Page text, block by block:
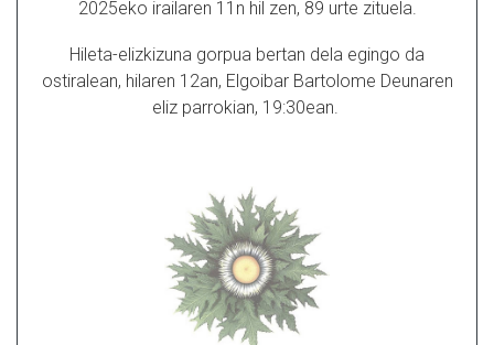
2025eko irailaren 11n hil zen, 89 urte zituela.
Hileta-elizkizuna gorpua bertan dela egingo da
ostiralean, hilaren 12an, Elgoibar Bartolome Deunaren
eliz parrokian, 19:30ean.